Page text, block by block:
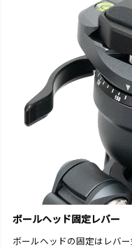
ボールヘッド固定レバー
ボールヘッドの固定はレバ